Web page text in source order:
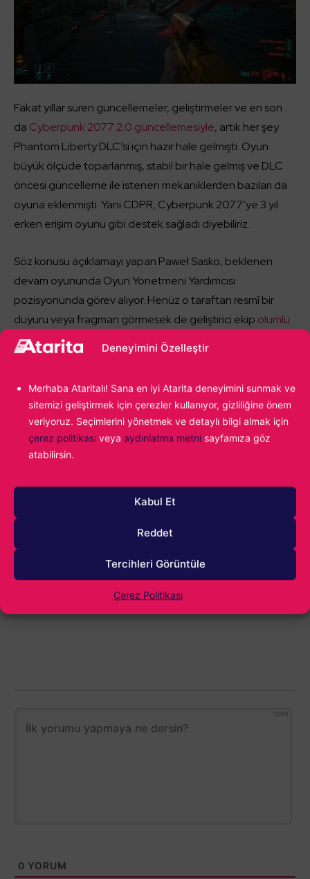
Deneyimini Özelleştir
Merhaba Ataritalı! Sana en iyi Atarita deneyimini sunmak ve
sitemizi geliştirmek için çerezler kullanıyor, gizliliğine önem
veriyoruz. Seçimlerini yönetmek ve detaylı bilgi almak için
çerez politikası veya aydınlatma metni sayfamıza göz
atabilirsin.
Kabul Et
Reddet
Tercihleri Görüntüle
Çerez Politikası
Fakat yıllar süren güncellemeler, geliştirmeler ve en son
da Cyberpunk 2077 2.0 güncellemesiyle, artık her şey
Phantom Liberty DLC’si için hazır hale gelmişti. Oyun
büyük ölçüde toparlanmış, stabil bir hale gelmiş ve DLC
öncesi güncelleme ile istenen mekaniklerden bazıları da
oyuna eklenmişti. Yani CDPR, Cyberpunk 2077’ye 3 yıl
erken erişim oyunu gibi destek sağladı diyebiliriz.
Söz konusu açıklamayı yapan Paweł Sasko, beklenen
devam oyununda Oyun Yönetmeni Yardımcısı
pozisyonunda görev alıyor. Henüz o taraftan resmî bir
duyuru veya fragman görmesek de geliştirici ekip olumlu
sinyaller vermeye
devam ediyor.
Alparslan Gürlek
Oyunların yeni yeni yaygınlaştığı dönemlerde
bir çocuk olarak video oyunlarıyla ilk bakışta
kez Age of Empires II oynayan çocuğun
Cyberpunk 2077
1000
0 YORUM